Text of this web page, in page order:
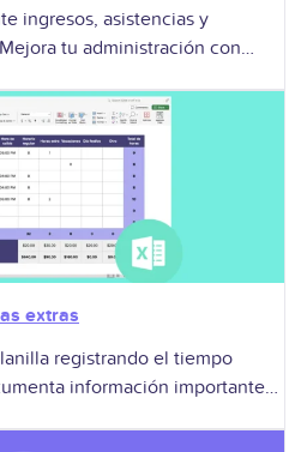
ingresos, asistencias y
tu administración con
extras
registrando el tiempo
información importante